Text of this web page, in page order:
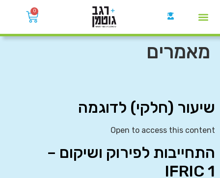
0
מאמרים
שיעור (חלקי) לדוגמה
Open to access this content
התחייבות לפירוק ושיקום –
IFRIC 1